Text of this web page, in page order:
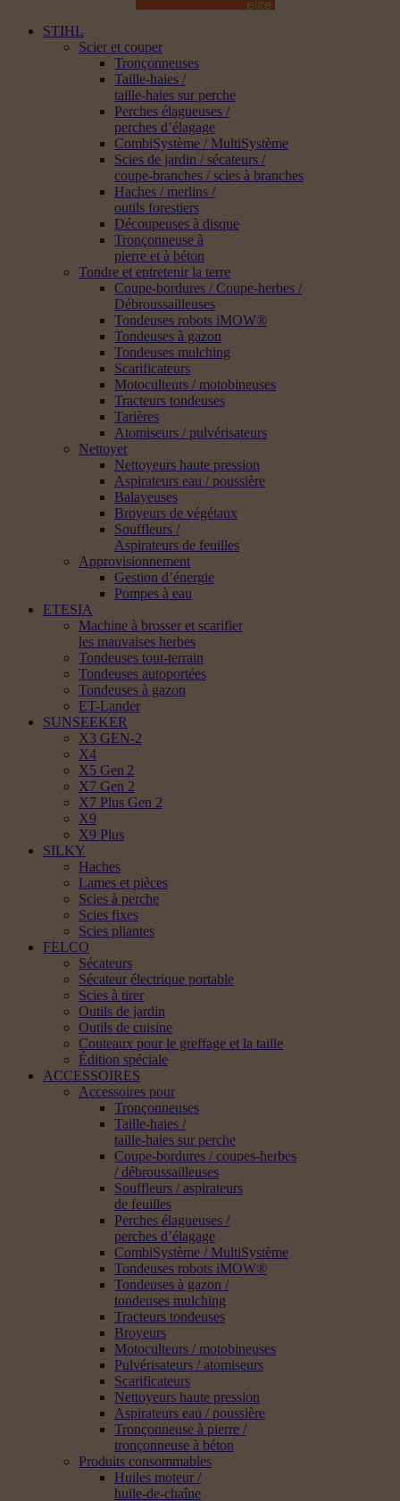
STIHL
Scier et couper
Tronçonneuses
Taille-haies /
taille-haies sur perche
Perches élagueuses /
perches d’élagage
CombiSystème / MultiSystème
Scies de jardin / sécateurs /
coupe-branches / scies à branches
Haches / merlins /
outils forestiers
Découpeuses à disque
Tronçonneuse à
pierre et à béton
Tondre et entretenir la terre
Coupe-bordures / Coupe-herbes /
Débroussailleuses
Tondeuses robots iMOW®
Tondeuses à gazon
Tondeuses mulching
Scarificateurs
Motoculteurs / motobineuses
Tracteurs tondeuses
Tarières
Atomiseurs / pulvérisateurs
Nettoyer
Nettoyeurs haute pression
Aspirateurs eau / poussière
Balayeuses
Broyeurs de végétaux
Souffleurs /
Aspirateurs de feuilles
Approvisionnement
Gestion d’énergie
Pompes à eau
ETESIA
Machine à brosser et scarifier
les mauvaises herbes
Tondeuses tout-terrain
Tondeuses autoportées
Tondeuses à gazon
ET-Lander
SUNSEEKER
X3 GEN-2
X4
X5 Gen 2
X7 Gen 2
X7 Plus Gen 2
X9
X9 Plus
SILKY
Haches
Lames et pièces
Scies à perche
Scies fixes
Scies pliantes
FELCO
Sécateurs
Sécateur électrique portable
Scies à tirer
Outils de jardin
Outils de cuisine
Couteaux pour le greffage et la taille
Édition spéciale
ACCESSOIRES
Accessoires pour
Tronçonneuses
Taille-haies /
taille-haies sur perche
Coupe-bordures / coupes-herbes
/ débroussailleuses
Souffleurs / aspirateurs
de feuilles
Perches élagueuses /
perches d’élagage
CombiSystème / MultiSystème
Tondeuses robots iMOW®
Tondeuses à gazon /
tondeuses mulching
Tracteurs tondeuses
Broyeurs
Motoculteurs / motobineuses
Pulvérisateurs / atomiseurs
Scarificateurs
Nettoyeurs haute pression
Aspirateurs eau / poussière
Tronçonneuse à pierre /
tronçonneuse à béton
Produits consommables
Huiles moteur /
huile-de-chaîne